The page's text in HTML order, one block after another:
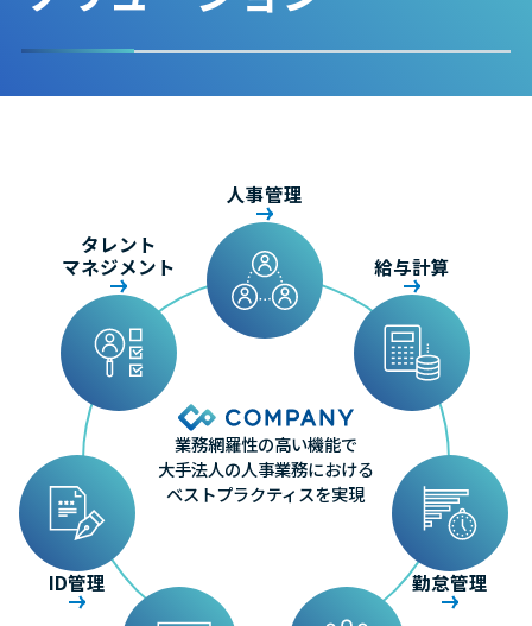
業務網羅性の高い機能で
大手法人の人事業務における
ベストプラクティスを実現
人事管理
給与計算
勤怠管理
ID管理
タレント
マネジメント